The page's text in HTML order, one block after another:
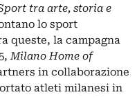
tra arte, storia e
lo sport
queste, la campagna
Milano Home of
in collaborazione
atleti milanesi in